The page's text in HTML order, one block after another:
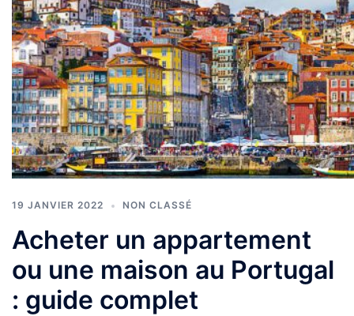
19 JANVIER 2022 NON CLASSÉ
Acheter un appartement
ou une maison au Portugal
: guide complet